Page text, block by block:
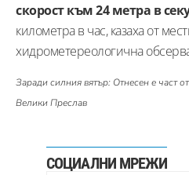
скорост към 24 метра в
километра в час, казаха от
хидрометереологична
Заради силния вятър: Отнесен е част
Велики Преслав
СОЦИАЛНИ МРЕЖИ